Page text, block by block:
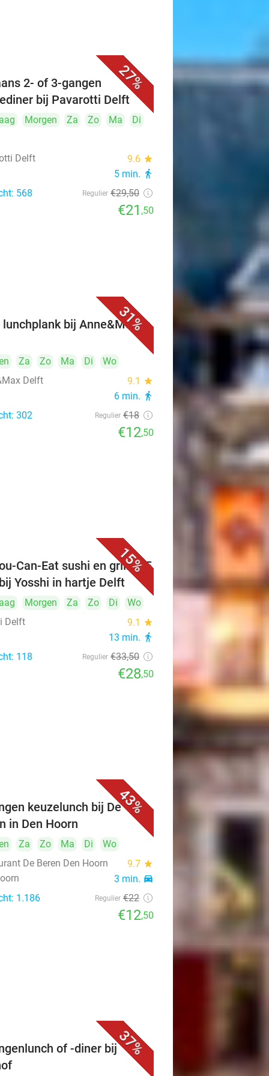
27%
2- of 3-gangen
bij Pavarotti Delft
Morgen Za Zo Ma
Di
Delft
9.6 star
5 min. directions_walk
568 Regulier €29,50
€21 ,50
31%
lunchplank bij Anne&Max in
Za Zo Ma Di
Wo
Delft
9.1 star
6 min. directions_walk
302 Regulier €18
€12,50
15%
Can-Eat sushi en grill (2,5
Yosshi in hartje Delft
Morgen Za Zo Di
Wo
Delft
9.1 star
13 min. directions_walk
118 Regulier €33,50
€28,50
43%
keuzelunch bij De
in Den Hoorn
Za Zo Ma Di
Wo
De Beren Den Hoorn
9.7 star
3 min. directions_car
1.186 Regulier €22
€12,50
37%
of -diner bij